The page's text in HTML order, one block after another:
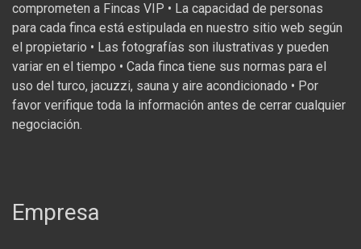
comprometen a Fincas VIP • La capacidad de personas
para cada finca está estipulada en nuestro sitio web según
el propietario • Las fotografías son ilustrativas y pueden
variar en el tiempo • Cada finca tiene sus normas para el
uso del turco, jacuzzi, sauna y aire acondicionado • Por
favor verifique toda la información antes de cerrar cualquier
negociación.
Empresa